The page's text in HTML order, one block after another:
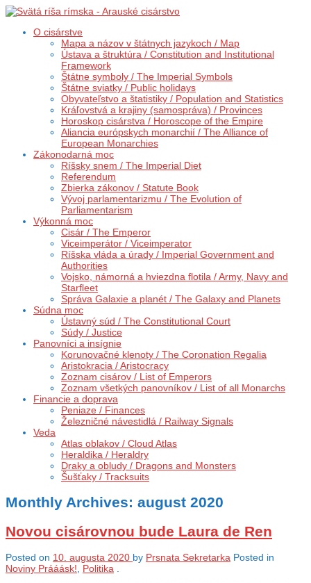
O cisárstve
Mapa a názov v štátnych jazykoch / Map
Ústava a štruktúra / Constitution and Institutional
Framework
Štátne symboly / The Imperial Symbols
Štátne sviatky / Public holidays
Obyvateľstvo a štatistiky / Population and Statistics
Kráľovstvá a krajiny (samospráva) / Provinces
Horoskop cisárstva / Horoscope of the Empire
Aliancia európskych monarchií / The Alliance of
European Monarchies
Zákonodarná moc
Ríšsky snem / The Imperial Diet
Referendum
Zbierka zákonov / Statute Book
Vývoj parlamentarizmu / The Evolution of
Parliamentarism
Výkonná moc
Cisár / The Emperor
Viceimperátor / Viceimperator
Ríšska vláda a úrady / Imperial Government and
Authorities
Vojsko, námorná a hviezdna flotila / Army, Navy and
Starfleet
Správa Galaxie a planét / The Galaxy and Planets
Súdna moc
Ústavný súd / The Constitutional Court
Súdy / Justice
Panovníci a insígnie
Korunovačné klenoty / The Coronation Regalia
Aristokracia / Aristocracy
Zoznam cisárov / List of Emperors
Zoznam všetkých panovníkov / List of all Monarchs
Financie a doprava
Peniaze / Finances
Železničné návestidlá / Railway Signals
Veda
Atlas oblakov / Cloud Atlas
Heraldika / Heraldry
Draky a obludy / Dragons and Monsters
Šušťaky / Tracksuits
Monthly Archives: august 2020
Novou cisárovnou bude Laura de Ren
Posted on 10. augusta 2020 by Prsnata Sekretarka Posted in
Noviny Prááásk!, Politika .